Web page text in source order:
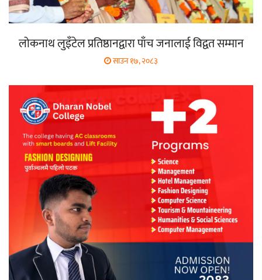
लोकनाथ लुइँटेल प्रतिष्ठानद्वारा पाँच जनालाई विद्वत सम्मान
साउन १७, २०८३